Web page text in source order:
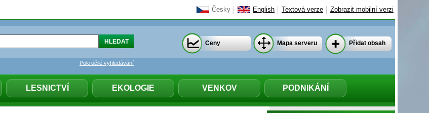
Česky English Textová verze Zobrazit mobilní verzi
LESNICTVÍ EKOLOGIE VENKOV PODNIKÁNÍ
Pokročilé vyhledávání
Ceny Mapa serveru Přidat obsah